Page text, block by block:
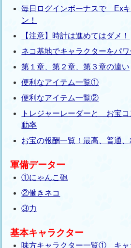
毎日ログインボーナスで Exキ
ン！
【注意】時計は進めてはダメ！
ネコ基地でキャラクターをパワ
第１章、第２章、第３章の違い
便利なアイテム一覧①
便利なアイテム一覧②
トレジャーレーダーと お宝
動率
お宝の報酬一覧！最高、普通
軍備データー
①にゃんこ砲
②働きネコ
③力
基本キャラクター
味方キャラクター一覧① キャ